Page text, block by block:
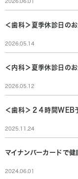
＜歯科＞夏季休診日の
2026.05.14
＜内科＞夏季休診日の
2026.05.12
＜歯科＞２４時間WEB
2025.11.24
マイナンバーカードで
2024.06.01